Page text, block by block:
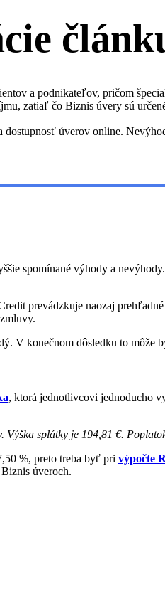
a podnikateľov, pričom
zatiaľ čo Biznis úvery sú
úverov online.
spomínané výhody a
prevádzkuje naozaj
V konečnom dôsledku to
, ktorá jednotlivcovi jednoducho
splátky je 194,81 €.
%, preto treba byť pri výpočte
úveroch.